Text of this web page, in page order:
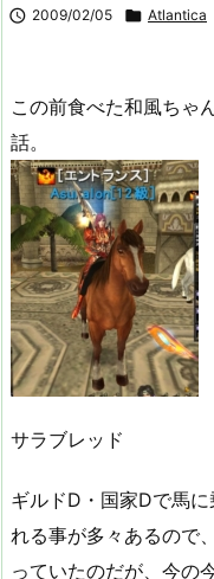
 2009/02/05  Atlantica
この前食べた和風ちゃ
話。
サラブレッド
ギルドD・国家Dで馬
れる事が多々あるので
っていたのだが、今の